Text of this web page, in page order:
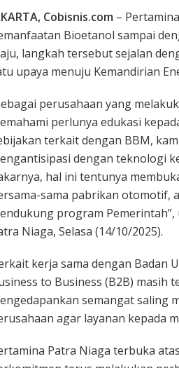
Cobisnis.com –
Bioetanol sampai
langkah tersebut sejalan
upaya menuju Kemandirian
perusahaan yang
perlunya edukasi
terkait dengan BBM,
dengan teknologi
hal ini tentunya
sama pabrikan otomotif,
program
Niaga, Selasa (14/10/2025).
kerja sama dengan Badan
to Business (B2B) masih
semangat saling
agar layanan kepada
Patra Niaga terbuka